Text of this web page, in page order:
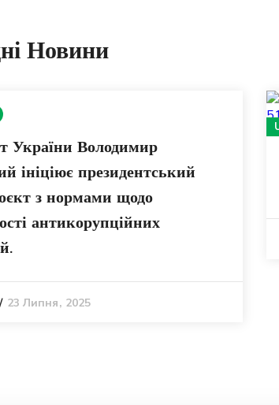
Новини
України Володимир
ініціює президентський
з нормами щодо
антикорупційних
23 Липня, 2025